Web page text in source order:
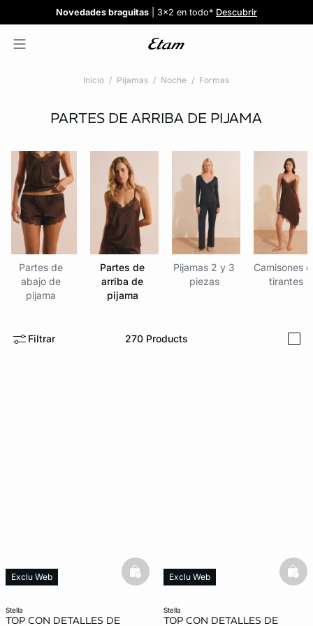
REBAJAS¡Ahora 3x2 en TODO*!Comprar
Confort invisible: Sujetadores desde 19,99€Descubrir
¡Nuevos modelos!: 5 braguitas por 35€Ver todas
Novedades braguitas | 3x2 en todo* Descubrir
Inicio Pijamas Noche Formas
PARTES DE ARRIBA DE PIJAMA
Partes de
abajo de
pijama
Partes de
arriba de
pijama
Pijamas 2 y 3
piezas
Camisones
tirantes
Filtrar 270 Products
stella
TOP CON DETALLES DE
Exclu Web basketfull
stella
TOP CON DETALLES DE
Exclu Web